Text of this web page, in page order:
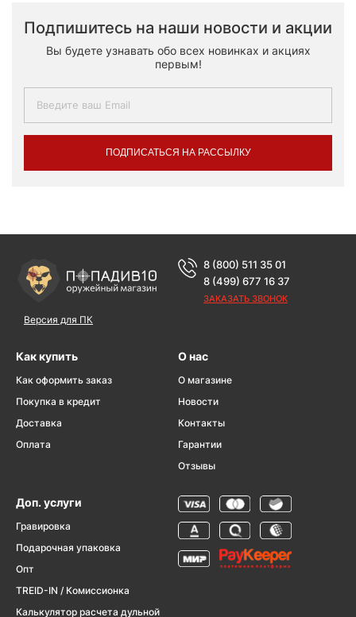
Подпишитесь на наши новости и акции
Вы будете узнавать обо всех новинках и акциях
первым!
ПОДПИСАТЬСЯ НА РАССЫЛКУ
Версия для ПК
8 (800) 511 35 01
8 (499) 677 16 37
ЗАКАЗАТЬ ЗВОНОК
Как купить
Как оформить заказ
Покупка в кредит
Доставка
Оплата
О нас
О магазине
Новости
Контакты
Гарантии
Отзывы
Доп. услуги
Гравировка
Подарочная упаковка
Опт
TREID-IN / Комиссионка
Калькулятор расчета дульной